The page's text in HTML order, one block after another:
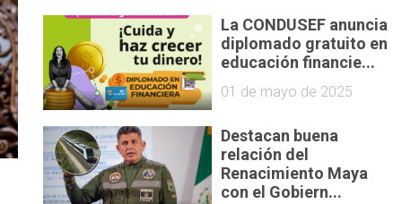
La CONDUSEF anuncia
diplomado gratuito en
educación financie...
01 de mayo de 2025
Destacan buena
relación del
Renacimiento Maya
con el Gobiern...